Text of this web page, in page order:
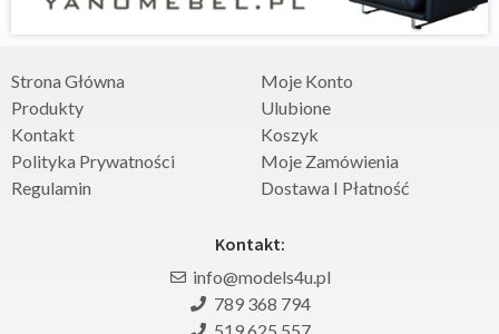
Strona Główna
Produkty
Kontakt
Polityka Prywatności
Regulamin
Moje Konto
Ulubione
Koszyk
Moje Zamówienia
Dostawa I Płatność
Kontakt:
info@models4u.pl
789 368 794